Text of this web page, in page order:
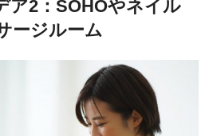
ア2：SOHOやネイル
ージルーム